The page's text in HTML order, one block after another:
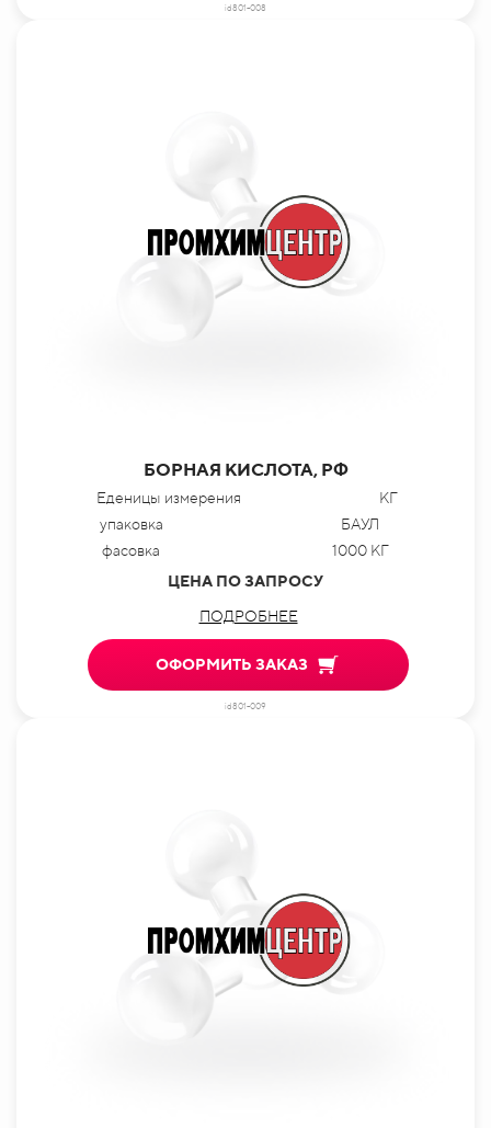
id801-008
БОРНАЯ КИСЛОТА, РФ
Еденицы измерения
КГ
упаковка
БАУЛ
фасовка
1000 КГ
ЦЕНА ПО ЗАПРОСУ
ПОДРОБНЕЕ
ОФОРМИТЬ ЗАКАЗ
id801-009